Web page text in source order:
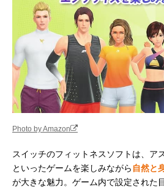
Photo by Amazon
スイッチのフィットネスソフトは、ア
といったゲームを楽しみながら 自然と
が大きな魅力。ゲーム内で設定された